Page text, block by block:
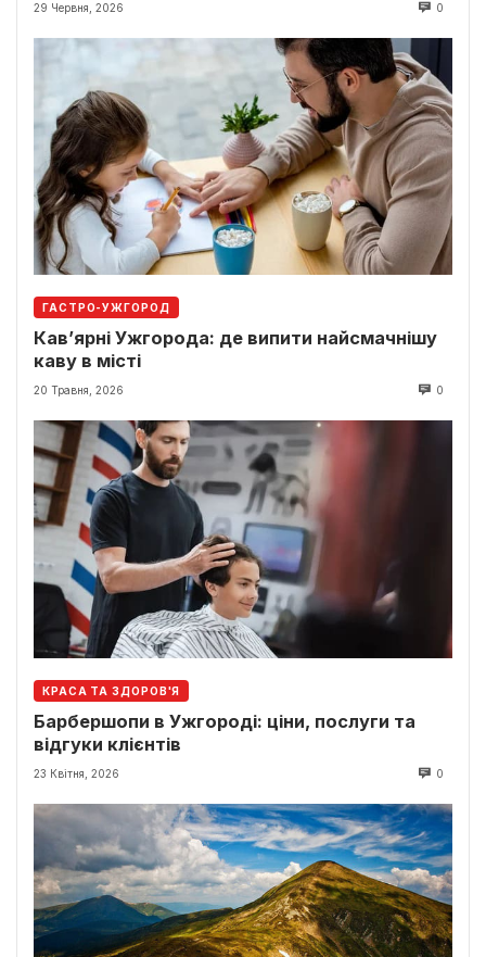
29 Червня, 2026 0
ГАСТРО-УЖГОРОД
Кав’ярні Ужгорода: де випити найсмачнішу
каву в місті
20 Травня, 2026 0
КРАСА ТА ЗДОРОВ'Я
Барбершопи в Ужгороді: ціни, послуги та
відгуки клієнтів
23 Квітня, 2026 0